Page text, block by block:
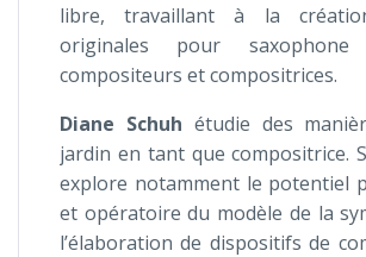
libre, travaillant à la
originales pour
compositeurs et compositrices.
Diane Schuh étudie des
jardin en tant que compositrice.
explore notamment le potentiel
et opératoire du modèle de la
l’élaboration de dispositifs de